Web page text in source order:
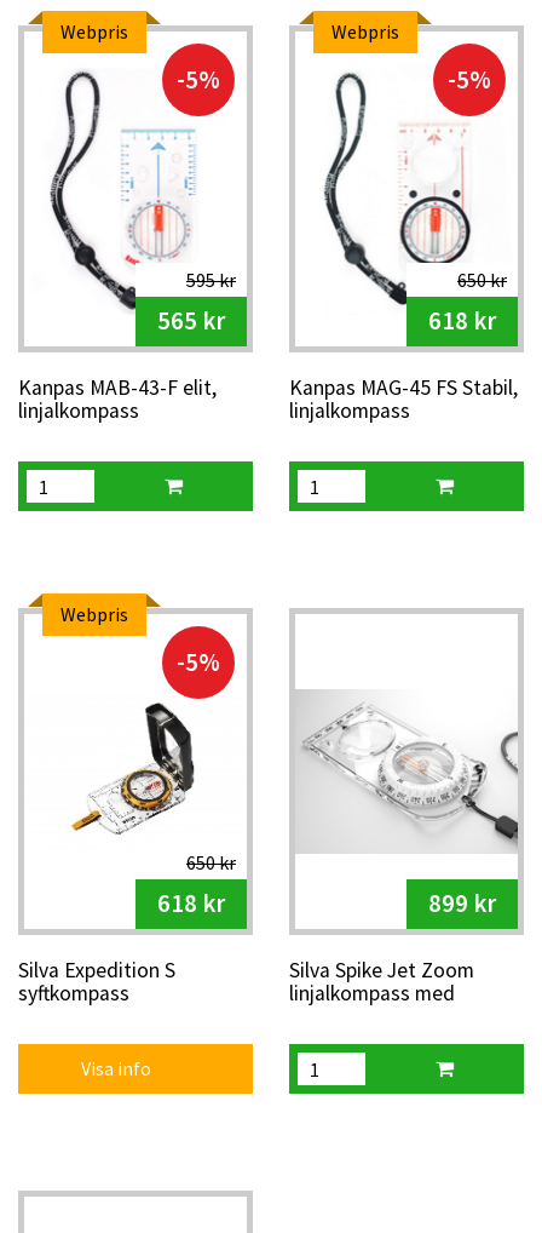
Webpris
-5%
595 kr
565 kr
Kanpas MAB-43-F elit,
linjalkompass
Webpris
-5%
650 kr
618 kr
Kanpas MAG-45 FS Stabil,
linjalkompass
Webpris
-5%
650 kr
618 kr
Silva Expedition S
syftkompass
Visa info
899 kr
Silva Spike Jet Zoom
linjalkompass med